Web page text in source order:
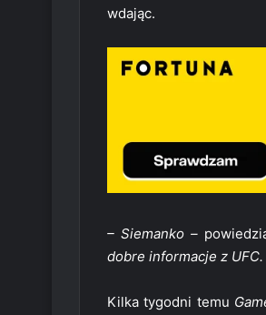
wdając.
– Siemanko –
dobre informacje z
Kilka tygodni temu